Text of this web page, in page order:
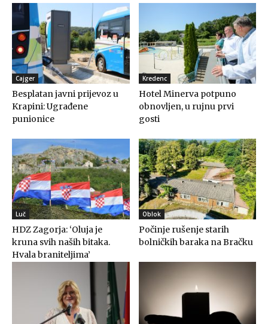
Cajger
Besplatan javni prijevoz u
Krapini: Ugrađene
punionice
Kredenc
Hotel Minerva potpuno
obnovljen, u rujnu prvi
gosti
Luč
HDZ Zagorja: ‘Oluja je
kruna svih naših bitaka.
Hvala braniteljima’
Oblok
Počinje rušenje starih
bolničkih baraka na Bračku